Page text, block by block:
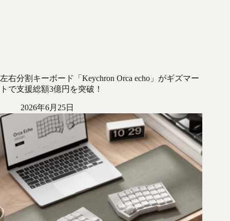
左右分割キーボード「Keychron Orca echo」がギズマー
トで支援総額3億円を突破！
2026年6月25日